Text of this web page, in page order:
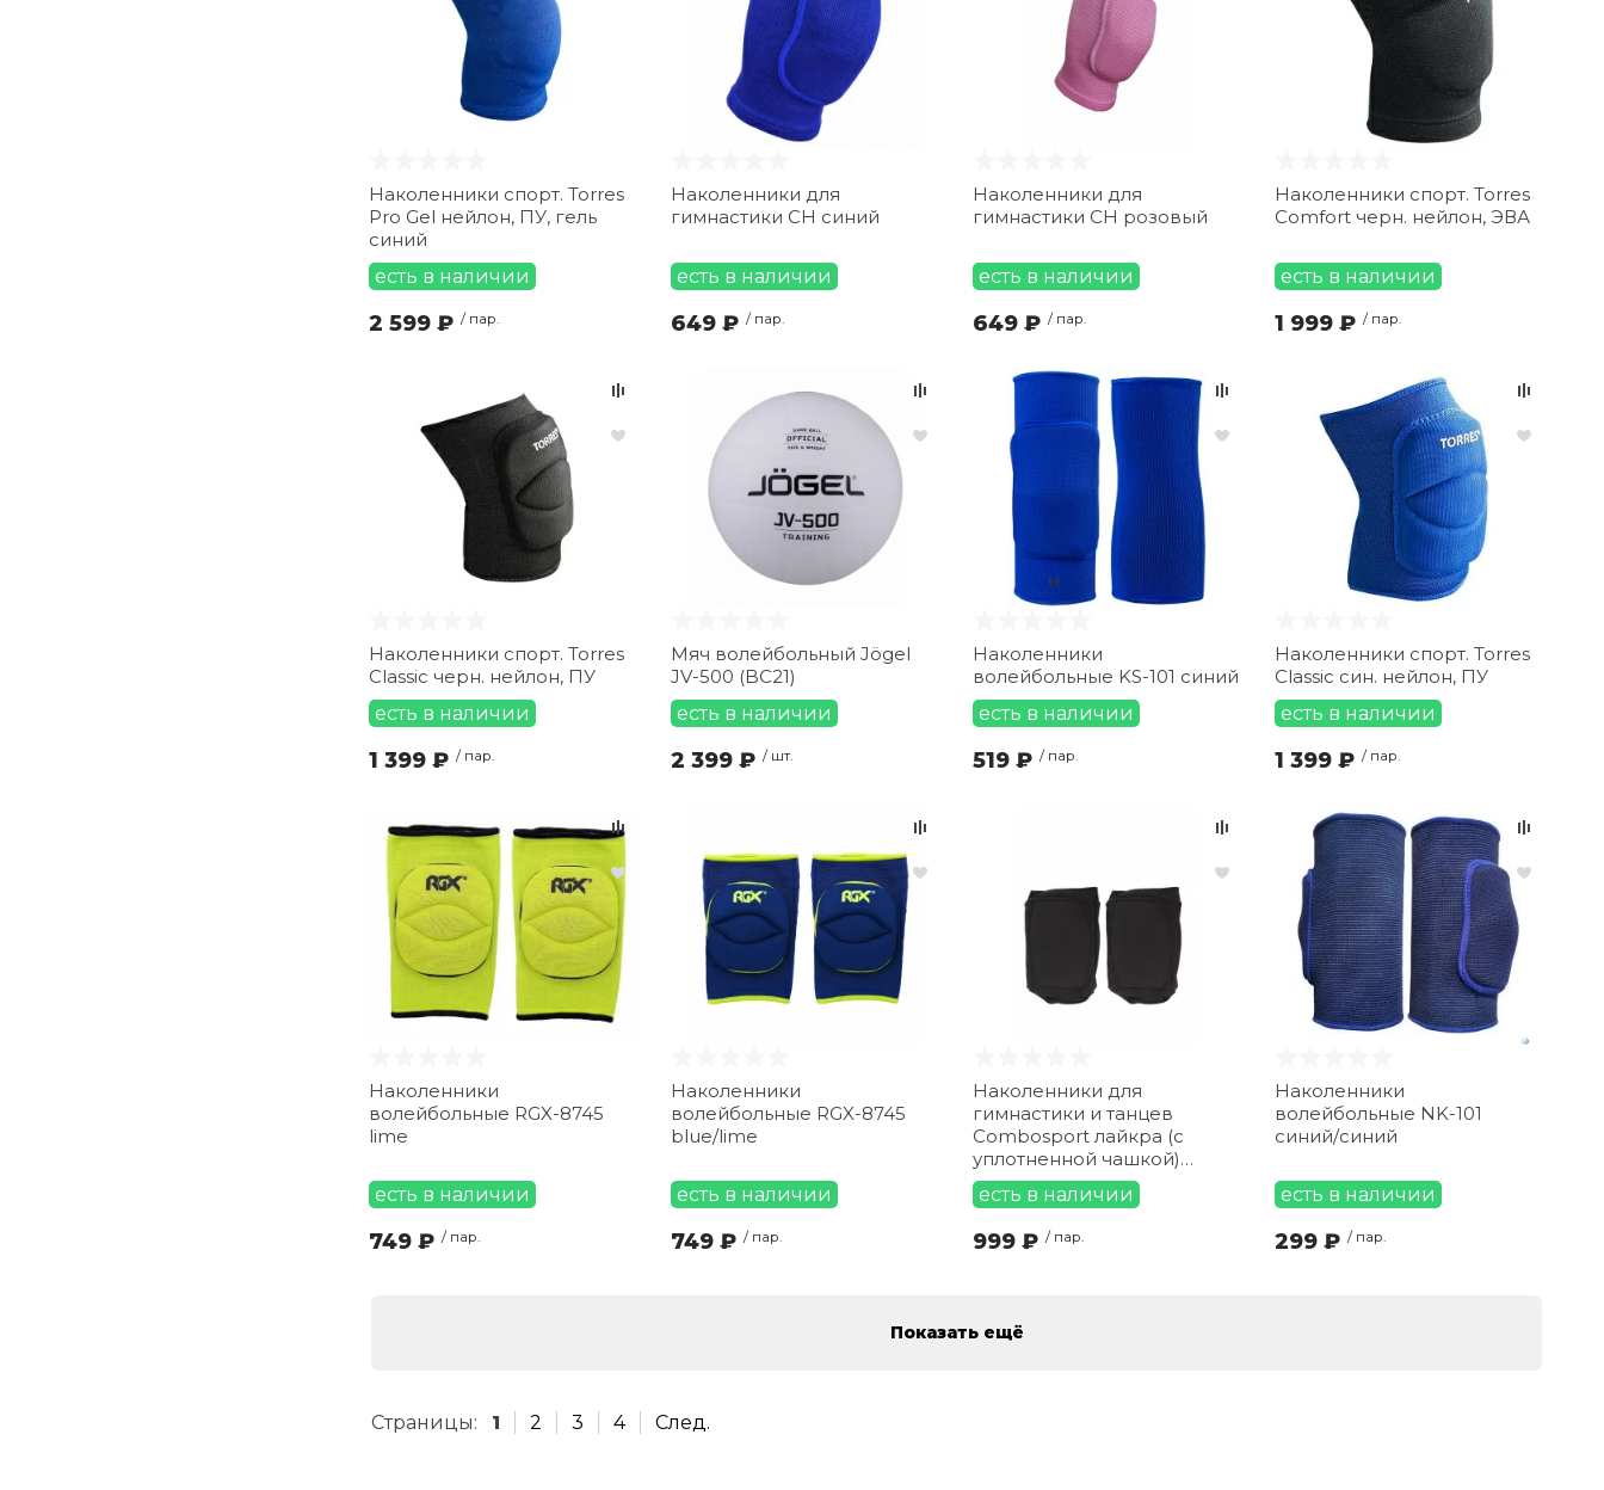
Наколенники спорт. Torres
Pro Gel нейлон, ПУ, гель
синий
есть в наличии
2 599 ₽ / пар.
Наколенники для
гимнастики CH синий
есть в наличии
649 ₽ / пар.
Наколенники для
гимнастики CH розовый
есть в наличии
649 ₽ / пар.
Наколенники спорт. Torres
Comfort черн. нейлон, ЭВА
есть в наличии
1 999 ₽ / пар.
Наколенники спорт. Torres
Classic черн. нейлон, ПУ
есть в наличии
1 399 ₽ / пар.
Мяч волейбольный Jögel
JV-500 (BC21)
есть в наличии
2 399 ₽ / шт.
Наколенники
волейбольные KS-101 синий
есть в наличии
519 ₽ / пар.
Наколенники спорт. Torres
Classic син. нейлон, ПУ
есть в наличии
1 399 ₽ / пар.
Наколенники
волейбольные RGX-8745
lime
есть в наличии
749 ₽ / пар.
Наколенники
волейбольные RGX-8745
blue/lime
есть в наличии
749 ₽ / пар.
Наколенники для
гимнастики и танцев
Combosport лайкра (с
уплотненной чашкой)
черный
есть в наличии
999 ₽ / пар.
Наколенники
волейбольные NK-101
синий/синий
есть в наличии
299 ₽ / пар.
Показать ещё
Страницы: 1 2 3 4 След.